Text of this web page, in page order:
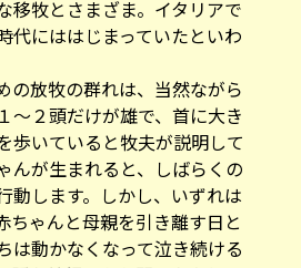
移牧とさまざま。イタリアで
代にははじまっていたといわ
の放牧の群れは、当然ながら
〜２頭だけが雄で、首に大き
歩いていると牧夫が説明して
んが生まれると、しばらくの
動します。しかし、いずれは
ちゃんと母親を引き離す日と
は動かなくなって泣き続ける